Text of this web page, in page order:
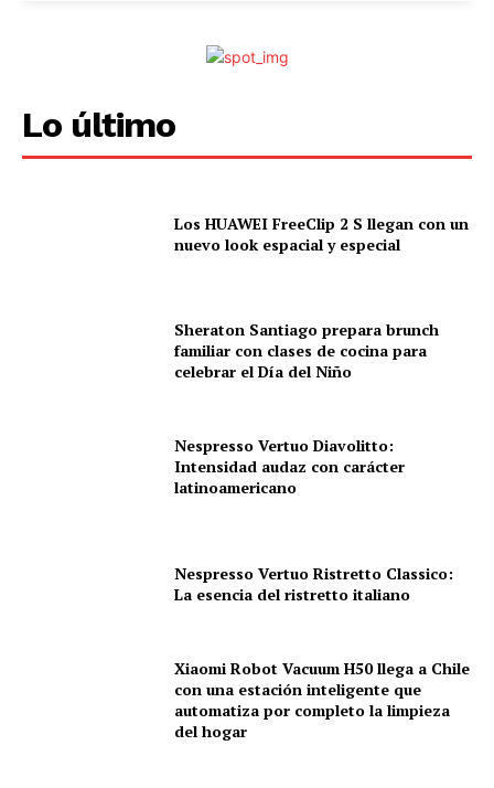
Lo último
Los HUAWEI FreeClip 2 S llegan con un
nuevo look espacial y especial
Sheraton Santiago prepara brunch
familiar con clases de cocina para
celebrar el Día del Niño
Nespresso Vertuo Diavolitto:
Intensidad audaz con carácter
latinoamericano
Nespresso Vertuo Ristretto Classico:
La esencia del ristretto italiano
Xiaomi Robot Vacuum H50 llega a Chile
con una estación inteligente que
automatiza por completo la limpieza
del hogar